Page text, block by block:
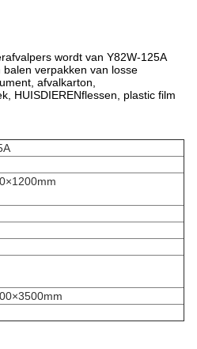
wordt van Y82W-125A
verpakken van losse
afvalkarton,
HUISDIERENflessen, plastic film